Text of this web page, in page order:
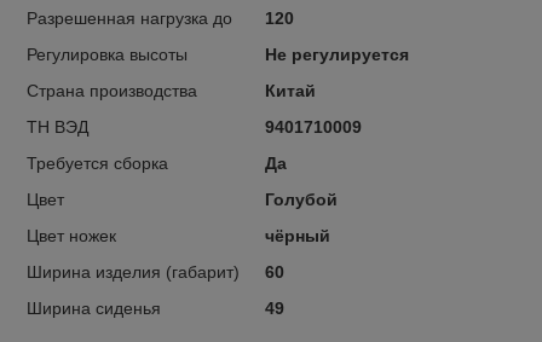
Разрешенная нагрузка до
120
Регулировка высоты
Не регулируется
Страна производства
Китай
ТН ВЭД
9401710009
Требуется сборка
Да
Цвет
Голубой
Цвет ножек
чёрный
Ширина изделия (габарит)
60
Ширина сиденья
49